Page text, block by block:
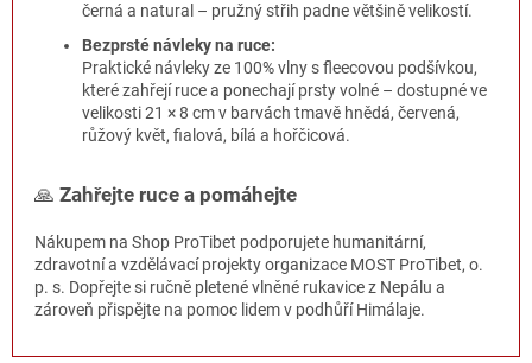
černá a natural – pružný střih padne většině velikostí.
Bezprsté návleky na ruce:
Praktické návleky ze 100% vlny s fleecovou podšívkou,
které zahřejí ruce a ponechají prsty volné – dostupné ve
velikosti 21 × 8 cm v barvách tmavě hnědá, červená,
růžový květ, fialová, bílá a hořčicová.
🙏 Zahřejte ruce a pomáhejte
Nákupem na Shop ProTibet podporujete humanitární,
zdravotní a vzdělávací projekty organizace MOST ProTibet, o.
p. s. Dopřejte si ručně pletené vlněné rukavice z Nepálu a
zároveň přispějte na pomoc lidem v podhůří Himálaje.